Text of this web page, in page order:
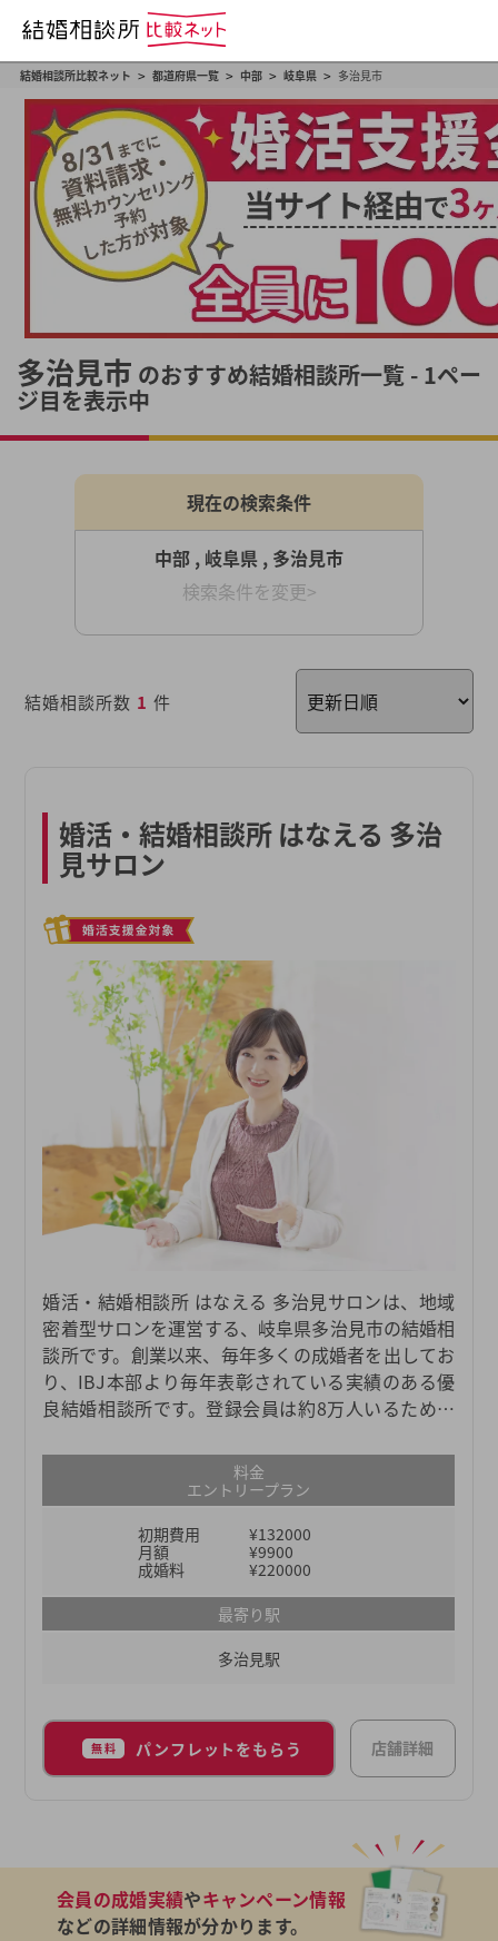
結婚相談所比較ネット > 都道府県一覧 > 中部 > 岐阜県 > 多治見市
多治見市 のおすすめ結婚相談所一覧 - 1ペー
ジ目を表示中
現在の検索条件
中部 , 岐阜県 , 多治見市
検索条件を変更>
結婚相談所数 1 件
婚活・結婚相談所 はなえる 多治
見サロン
婚活・結婚相談所 はなえる 多治見サロンは、地域
密着型サロンを運営する、岐阜県多治見市の結婚相
談所です。創業以来、毎年多くの成婚者を出してお
り、IBJ本部より毎年表彰されている実績のある優
良結婚相談所です。登録会員は約8万人いるため、
幅広い会員のなかから相手を選ぶことができます。
料金
エントリープラン
初期費用
¥132000
月額
¥9900
成婚料
¥220000
最寄り駅
多治見駅
無料 パンフレットをもらう 店舗詳細
会員の成婚実績やキャンペーン情報
などの詳細情報が分かります。